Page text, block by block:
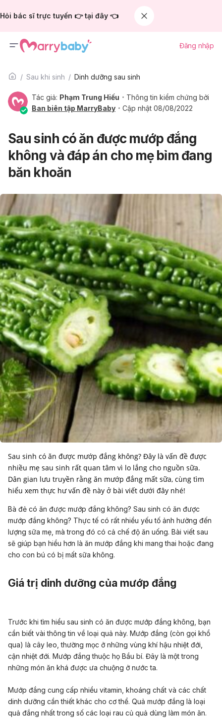
Hỏi bác sĩ trực tuyến 👉 tại đây 👈
Đăng nhập
Sau khi sinh Dinh dưỡng sau sinh
Tác giả: Phạm Trung Hiếu
Thông tin kiểm chứng bởi
Ban biên tập MarryBaby
Cập nhật 08/08/2022
Sau sinh có ăn được mướp đắng
không và đáp án cho mẹ bỉm đang
băn khoăn
Sau sinh có ăn được mướp đắng không? Đây là vấn đề được
nhiều mẹ sau sinh rất quan tâm vì lo lắng cho nguồn sữa.
Dân gian lưu truyền rằng ăn mướp đắng mất sữa, cùng tìm
hiểu xem thực hư vấn đề này ở bài viết dưới đây nhé!
Bà đẻ có ăn được mướp đắng không? Sau sinh có ăn được
mướp đắng không? Thực tế có rất nhiều yếu tố ảnh hưởng đến
lượng sữa mẹ, mà trong đó có cả chế độ ăn uống. Bài viết sau
sẽ giúp bạn hiểu hơn là ăn mướp đắng khi mang thai hoặc đang
cho con bú có bị mất sữa không.
Giá trị dinh dưỡng của mướp đắng
Trước khi tìm hiểu sau sinh có ăn được mướp đắng không, bạn
cần biết vài thông tin về loại quả này. Mướp đắng (còn gọi khổ
qua) là cây leo, thường mọc ở những vùng khí hậu nhiệt đới,
cận nhiệt đới. Mướp đắng thuộc họ Bầu bí. Đây là một trong
những món ăn khá được ưa chuộng ở nước ta.
Mướp đắng cung cấp nhiều vitamin, khoáng chất và các chất
dinh dưỡng cần thiết khác cho cơ thể. Quả mướp đắng là loại
quả đắng nhất trong số các loại rau củ quả dùng làm món ăn.